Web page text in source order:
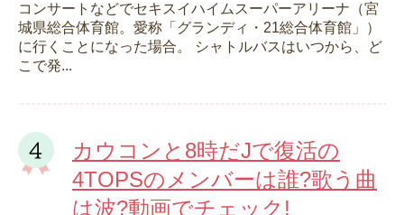
コンサートなどでセキスイハイムスーパーアリーナ（宮
城県総合体育館。愛称「グランディ・21総合体育館」）
に行くことになった場合。 シャトルバスはいつから、ど
こで発...
カウコンと8時だJで復活の
4TOPSのメンバーは誰?歌う曲
は波?動画でチェック!